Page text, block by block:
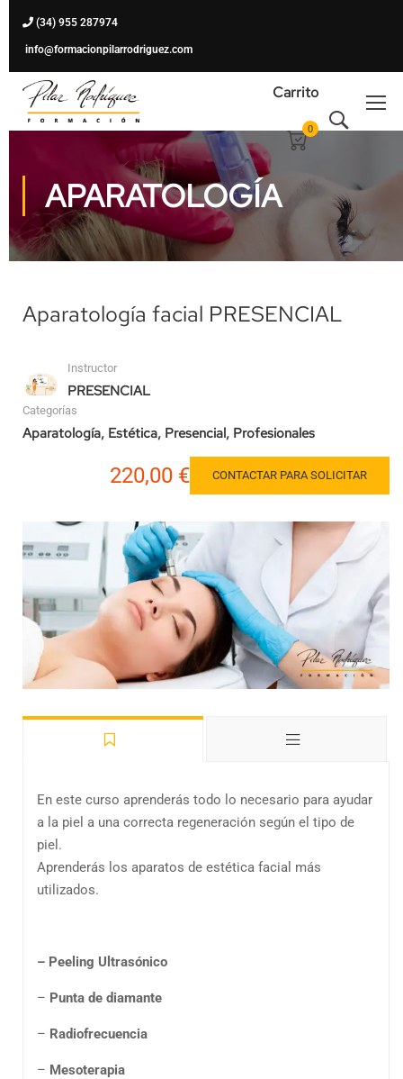
(34) 955 287974
info@formacionpilarrodriguez.com
Carrito
0
APARATOLOGÍA
Aparatología facial PRESENCIAL
Instructor
PRESENCIAL
Categorías
Aparatología, Estética, Presencial, Profesionales
220,00 € CONTACTAR PARA SOLICITAR
En este curso aprenderás todo lo necesario para ayudar
a la piel a una correcta regeneración según el tipo de
piel.
Aprenderás los aparatos de estética facial más
utilizados.
– Peeling Ultrasónico
– Punta de diamante
– Radiofrecuencia
– Mesoterapia